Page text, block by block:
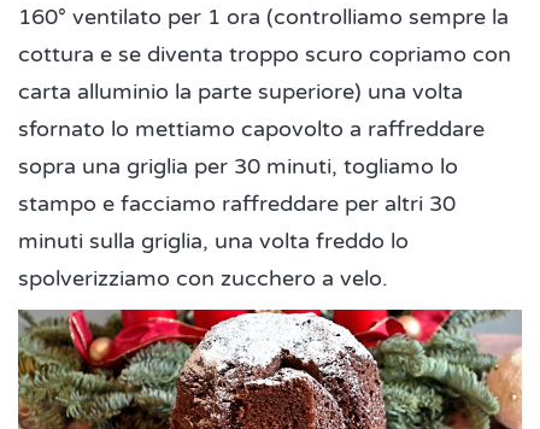
160° ventilato per 1 ora (controlliamo sempre la
cottura e se diventa troppo scuro copriamo con
carta alluminio la parte superiore) una volta
sfornato lo mettiamo capovolto a raffreddare
sopra una griglia per 30 minuti, togliamo lo
stampo e facciamo raffreddare per altri 30
minuti sulla griglia, una volta freddo lo
spolverizziamo con zucchero a velo.